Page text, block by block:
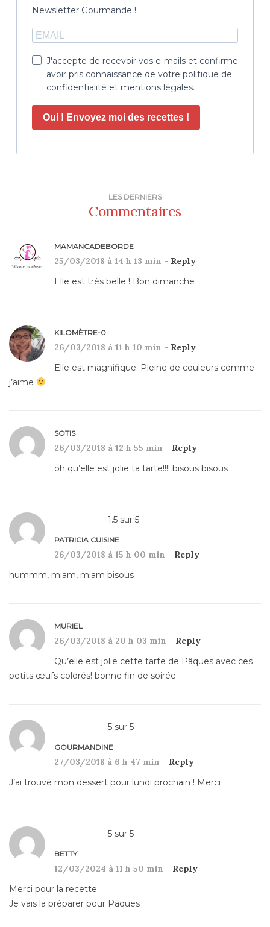
Newsletter Gourmande !
J'accepte de recevoir vos e-mails et confirme
avoir pris connaissance de votre politique de
confidentialité et mentions légales.
Oui ! Envoyez moi des recettes !
LES DERNIERS
Commentaires
MAMANCADEBORDE
25/03/2018 à 14 h 13 min - Reply
Elle est très belle ! Bon dimanche
KILOMÈTRE-0
26/03/2018 à 11 h 10 min - Reply
Elle est magnifique. Pleine de couleurs comme
j’aime
SOTIS
26/03/2018 à 12 h 55 min - Reply
oh qu’elle est jolie ta tarte!!!! bisous bisous
1.5 sur 5
PATRICIA CUISINE
26/03/2018 à 15 h 00 min - Reply
hummm, miam, miam bisous
MURIEL
26/03/2018 à 20 h 03 min - Reply
Qu’elle est jolie cette tarte de Pâques avec ces
petits œufs colorés! bonne fin de soirée
5 sur 5
GOURMANDINE
27/03/2018 à 6 h 47 min - Reply
J’ai trouvé mon dessert pour lundi prochain ! Merci
5 sur 5
BETTY
12/03/2024 à 11 h 50 min - Reply
Merci pour la recette
Je vais la préparer pour Pâques